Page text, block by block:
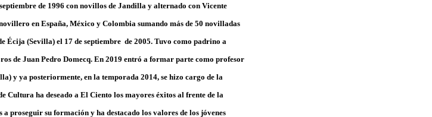
de 1996 con novillos de Jandilla y alternado con Vicente
en España, México y Colombia sumando más de 50 novilladas
Écija (Sevilla) el 17 de septiembre de 2005. Tuvo como padrino a
de Juan Pedro Domecq. En 2019 entró a formar parte como profesor
y ya posteriormente, en la temporada 2014, se hizo cargo de la
Cultura ha deseado a El Ciento los mayores éxitos al frente de la
proseguir su formación y ha destacado los valores de los jóvenes